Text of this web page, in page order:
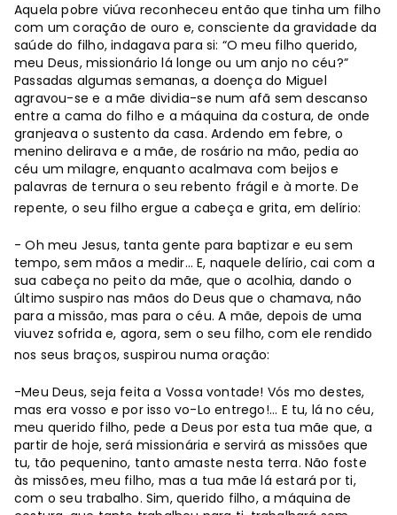
Aquela pobre viúva reconheceu então que tinha um filho
com um coração de ouro e, consciente da gravidade da
saúde do filho, indagava para si: “O meu filho querido,
meu Deus, missionário lá longe ou um anjo no céu?”
Passadas algumas semanas, a doença do Miguel
agravou-se e a mãe dividia-se num afã sem descanso
entre a cama do filho e a máquina da costura, de onde
granjeava o sustento da casa. Ardendo em febre, o
menino delirava e a mãe, de rosário na mão, pedia ao
céu um milagre, enquanto acalmava com beijos e
palavras de ternura o seu rebento frágil e à morte. De
repente, o seu filho ergue a cabeça e grita, em delírio:
- Oh meu Jesus, tanta gente para baptizar e eu sem
tempo, sem mãos a medir… E, naquele delírio, cai com a
sua cabeça no peito da mãe, que o acolhia, dando o
último suspiro nas mãos do Deus que o chamava, não
para a missão, mas para o céu. A mãe, depois de uma
viuvez sofrida e, agora, sem o seu filho, com ele rendido
nos seus braços, suspirou numa oração:
-Meu Deus, seja feita a Vossa vontade! Vós mo destes,
mas era vosso e por isso vo-Lo entrego!... E tu, lá no céu,
meu querido filho, pede a Deus por esta tua mãe que, a
partir de hoje, será missionária e servirá as missões que
tu, tão pequenino, tanto amaste nesta terra. Não foste
às missões, meu filho, mas a tua mãe lá estará por ti,
com o seu trabalho. Sim, querido filho, a máquina de